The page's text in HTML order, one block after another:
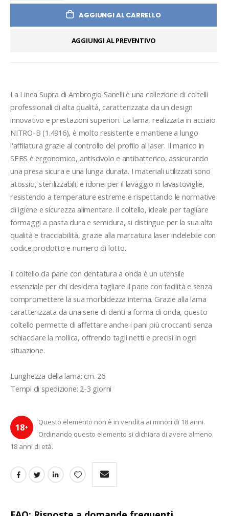
AGGIUNGI AL CARRELLO
AGGIUNGI AL PREVENTIVO
La Linea Supra di Ambrogio Sanelli è una collezione di coltelli
professionali di alta qualità, caratterizzata da un design
innovativo e prestazioni superiori. La lama, realizzata in acciaio
NITRO-B (1.4916), è molto resistente e mantiene a lungo
l'affilatura grazie al controllo del profilo al laser. Il manico in
SEBS è ergonomico, antiscivolo e antibatterico, assicurando
una presa sicura e una lunga durata. I materiali utilizzati sono
atossici, sterilizzabili, e idonei per il lavaggio in lavastoviglie,
resistendo a temperature estreme e rispettando le normative
di igiene e sicurezza alimentare. Il coltello, ideale per tagliare
formaggi a pasta dura e semidura, si distingue per la sua alta
qualità e tracciabilità, grazie alla marcatura laser indelebile con
codice prodotto e numero di lotto.
Il coltello da pane con dentatura a onda è un utensile
essenziale per chi desidera tagliare il pane con facilità e senza
compromettere la sua morbidezza interna. Grazie alla lama
caratterizzata da una serie di denti a forma di onda, questo
coltello permette di affettare anche i pani più croccanti senza
schiacciare la mollica, offrendo tagli netti e precisi in ogni
situazione.
Lunghezza della lama: cm. 26
Tempi di spedizione: 2-3 giorni
18+
Questo elemento non è in vendita ai minori di 18 anni.
Ordinando questo elemento si dichiara di avere almeno
18 anni di età.